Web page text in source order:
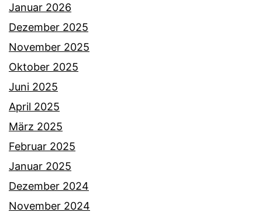
Januar 2026
Dezember 2025
November 2025
Oktober 2025
Juni 2025
April 2025
März 2025
Februar 2025
Januar 2025
Dezember 2024
November 2024